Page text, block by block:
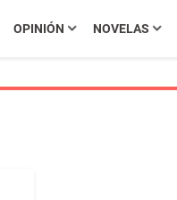
OPINIÓN NOVELAS